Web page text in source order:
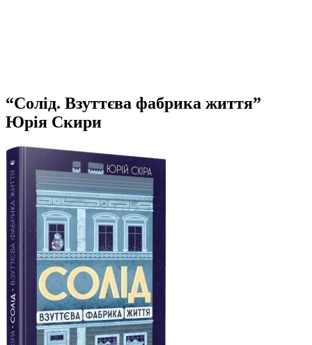
“Солід. Взуттєва фабрика життя”
Юрія Скири